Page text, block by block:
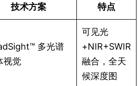
技术方案 特点
多光谱
视觉
可见光
+NIR+SWIR
融合，全天
候深度图